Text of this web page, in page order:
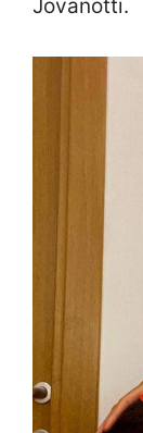
Jovanotti.